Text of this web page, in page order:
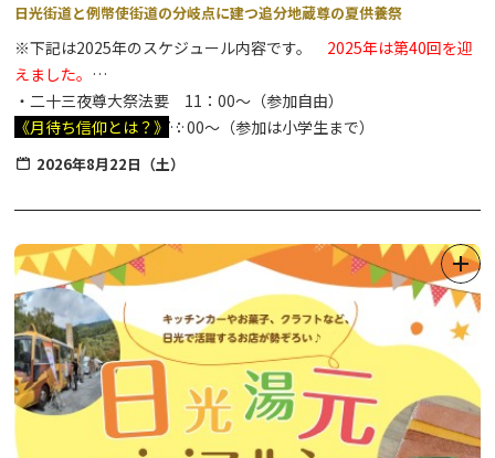
日光街道と例幣使街道の分岐点に建つ追分地蔵尊の夏供養祭
※下記は2025年のスケジュール内容です。 2025年は第40回を迎
えました。
・二十三夜尊大祭法要 11：00～（参加自由）
・子どもがらまき 17：00～（参加は小学生まで）
・バンド演奏 17：30～
・ビンゴゲーム 19：15 ～（参加には参加券（1枚100円、おひと
り5枚まで）の購入が必要です。券の販売は会場本部テントにて
・小倉町１・２丁目彫刻屋台の展示
二十三夜祭（にじゅうさんやさい）は、追分地蔵尊境内に祀られて
いる「二十三夜尊」のお祭りです。
「おさんやさま（さん）」として地元で親しまれ、昔から《月待ち
信仰》のお祭りとして例年8月23日（年により変動あり）に、安産
や子育てを祈り線香を供えます。
《月待ち信仰とは？》
特定の月齢の月の出を待ち、その月を拝む信仰のこと。二十三夜月
を拝する理由は定かではありませんが、満月と新月の中間にあたる
とか、お地蔵様の縁日にあたる24日の前夜だから、ともいわれて
2026年8月22日（土）